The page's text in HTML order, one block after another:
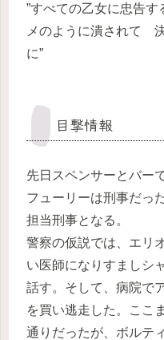
”すべての乙女に忠告
メのように潰されて
に”
目撃情報
先日スペンサーとバー
フューリーは刑事だっ
担当刑事となる。
警察の仮説では、エリ
い医師になりすましシ
話す。そして、病院で
を買い逃走した。ここ
通りだったが、ボルテ